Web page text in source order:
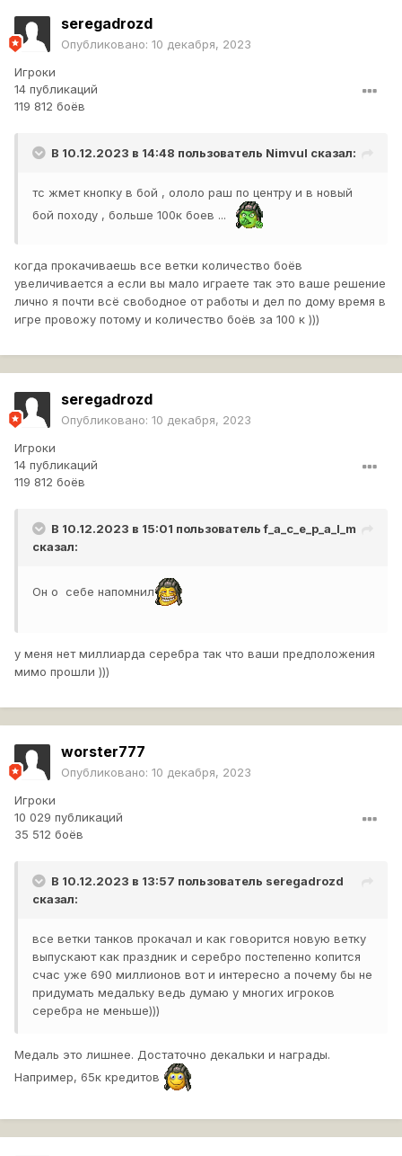
seregadrozd
Опубликовано: 10 декабря, 2023
Игроки
14 публикаций
119 812 боёв
В 10.12.2023 в 14:48 пользователь Nimvul сказал:
тс жмет кнопку в бой , ололо раш по центру и в новый
бой походу , больше 100к боев ...
когда прокачиваешь все ветки количество боёв
увеличивается а если вы мало играете так это ваше решение
лично я почти всё свободное от работы и дел по дому время в
игре провожу потому и количество боёв за 100 к )))
seregadrozd
Опубликовано: 10 декабря, 2023
Игроки
14 публикаций
119 812 боёв
В 10.12.2023 в 15:01 пользовательf_a_c_e_p_a_l_m
сказал:
Он о себе напомнил
у меня нет миллиарда серебра так что ваши предположения
мимо прошли )))
worster777
Опубликовано: 10 декабря, 2023
Игроки
10 029 публикаций
35 512 боёв
В 10.12.2023 в 13:57 пользователь seregadrozd
сказал:
все ветки танков прокачал и как говорится новую ветку
выпускают как праздник и серебро постепенно копится
счас уже 690 миллионов вот и интересно а почему бы не
придумать медальку ведь думаю у многих игроков
серебра не меньше)))
Медаль это лишнее. Достаточно декальки и награды.
Например, 65к кредитов